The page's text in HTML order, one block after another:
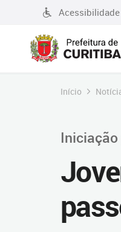
Acessibilidade
Início